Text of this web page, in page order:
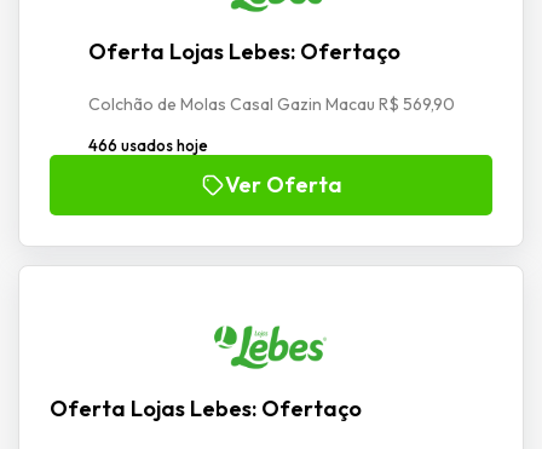
Oferta Lojas Lebes: Ofertaço
Colchão de Molas Casal Gazin Macau R$ 569,90
466 usados hoje
Ver Oferta
Oferta Lojas Lebes: Ofertaço